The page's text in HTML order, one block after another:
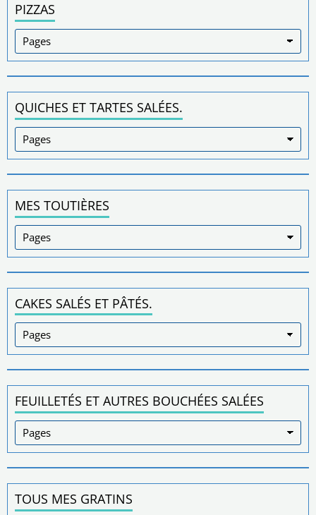
PIZZAS
QUICHES ET TARTES SALÉES.
MES TOUTIÈRES
CAKES SALÉS ET PÂTÉS.
FEUILLETÉS ET AUTRES BOUCHÉES SALÉES
TOUS MES GRATINS